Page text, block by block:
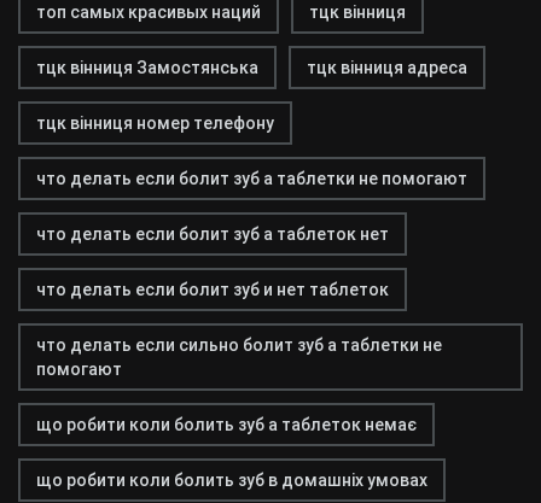
топ самых красивых наций тцк вінниця
тцк вінниця Замостянська тцк вінниця адреса
тцк вінниця номер телефону
что делать если болит зуб а таблетки не помогают
что делать если болит зуб а таблеток нет
что делать если болит зуб и нет таблеток
что делать если сильно болит зуб а таблетки не
помогают
що робити коли болить зуб а таблеток немає
що робити коли болить зуб в домашніх умовах